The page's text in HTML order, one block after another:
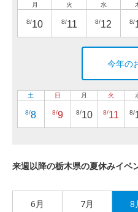
月
8/10
火
8/11
水
8/12 8/
今年の
土
8/8
日
8/9
月
8/10
火
8/11 8/
来週以降の栃木県の夏休みイベ
6月 7月 8